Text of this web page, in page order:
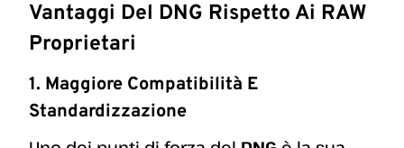
Vantaggi Del DNG Rispetto Ai RAW
Proprietari
1. Maggiore Compatibilità E
Standardizzazione